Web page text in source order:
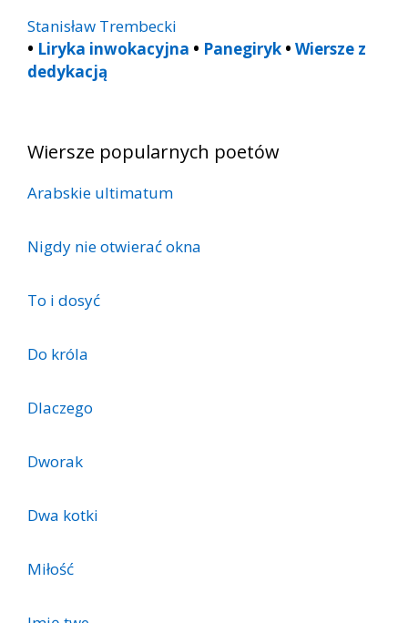
Stanisław Trembecki
• Liryka inwokacyjna • Panegiryk • Wiersze z
dedykacją
Wiersze popularnych poetów
Arabskie ultimatum
Nigdy nie otwierać okna
To i dosyć
Do króla
Dlaczego
Dworak
Dwa kotki
Miłość